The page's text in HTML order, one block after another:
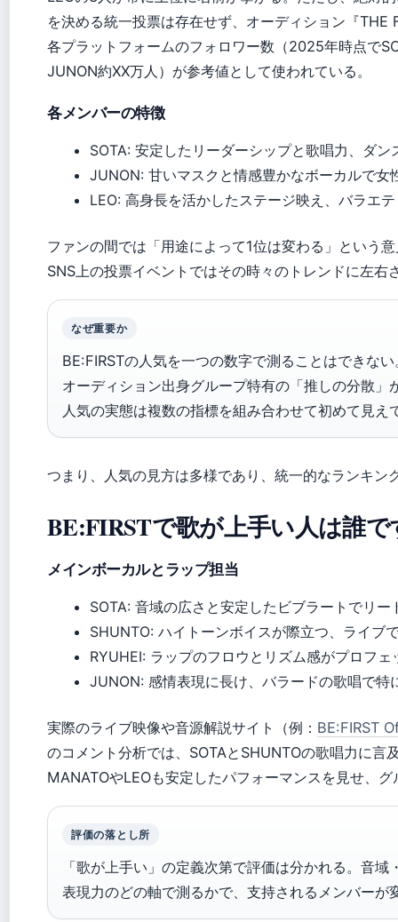
を決める統一投票は存在せず、オーディション『THE
各プラットフォームのフォロワー数（2025年時点で
JUNON約XX万人）が参考値として使われている。
各メンバーの特徴
SOTA: 安定したリーダーシップと歌唱力、ダ
JUNON: 甘いマスクと情感豊かなボーカルで女
LEO: 高身長を活かしたステージ映え、バラエ
ファンの間では「用途によって1位は変わる」という
SNS上の投票イベントではその時々のトレンドに左右
なぜ重要か
BE:FIRSTの人気を一つの数字で測ることはできない
オーディション出身グループ特有の「推しの分散」
人気の実態は複数の指標を組み合わせて初めて見え
つまり、人気の見方は多様であり、統一的なランキン
BE:FIRSTで歌が上手い人は誰
メインボーカルとラップ担当
SOTA: 音域の広さと安定したビブラートでリー
SHUNTO: ハイトーンボイスが際立つ、ライブ
RYUHEI: ラップのフロウとリズム感がプロフェ
JUNON: 感情表現に長け、バラードの歌唱で特
実際のライブ映像や音源解説サイト（例： BE:FIRST
のコメント分析では、SOTAとSHUNTOの歌唱力に言
MANATOやLEOも安定したパフォーマンスを見せ、
評価の落とし所
「歌が上手い」の定義次第で評価は分かれる。音域
表現力のどの軸で測るかで、支持されるメンバーが